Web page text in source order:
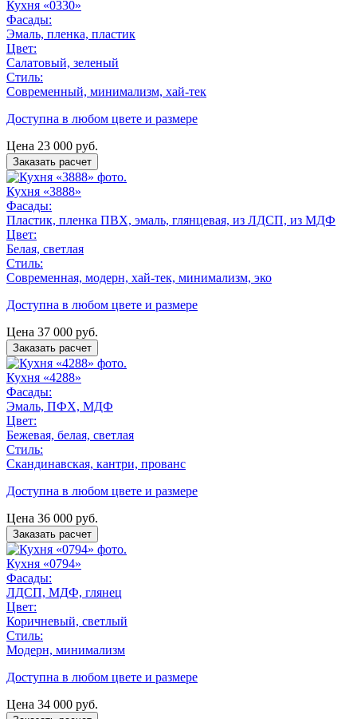
Кухня «0330»
Фасады:
Эмаль, пленка, пластик
Цвет:
Салатовый, зеленый
Стиль:
Современный, минимализм, хай-тек
Доступна в любом цвете и размере
Цена 23 000 руб.
Заказать расчет
Кухня «3888»
Фасады:
Пластик, пленка ПВХ, эмаль, глянцевая, из ЛДСП, из МДФ
Цвет:
Белая, светлая
Стиль:
Современная, модерн, хай-тек, минимализм, эко
Доступна в любом цвете и размере
Цена 37 000 руб.
Заказать расчет
Кухня «4288»
Фасады:
Эмаль, ПФХ, МДФ
Цвет:
Бежевая, белая, светлая
Стиль:
Скандинавская, кантри, прованс
Доступна в любом цвете и размере
Цена 36 000 руб.
Заказать расчет
Кухня «0794»
Фасады:
ЛДСП, МДФ, глянец
Цвет:
Коричневый, светлый
Стиль:
Модерн, минимализм
Доступна в любом цвете и размере
Цена 34 000 руб.